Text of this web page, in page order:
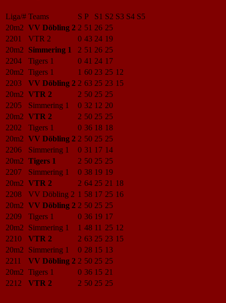
Liga/# Teams S P S1 S2 S3 S4 S5
20m2 VV Döbling 2 2 51 26 25
2201
VTR 2 0 43 24 19
20m2
Simmering 1 2 51 26 25
2204
Tigers 1 0 41 24 17
20m2 Tigers 1 1 60 23 25 12
2203
VV Döbling 2 2 63 25 23 15
20m2 VTR 2 2 50 25 25
2205
Simmering 1 0 32 12 20
20m2 VTR 2 2 50 25 25
2202
Tigers 1 0 36 18 18
20m2 VV Döbling 2 2 50 25 25
2206
Simmering 1 0 31 17 14
20m2 Tigers 1 2 50 25 25
2207
Simmering 1 0 38 19 19
20m2 VTR 2 2 64 25 21 18
2208
VV Döbling 2 1 58 17 25 16
20m2 VV Döbling 2 2 50 25 25
2209
Tigers 1 0 36 19 17
20m2
Simmering 1 1 48 11 25 12
2210
VTR 2 2 63 25 23 15
20m2
Simmering 1 0 28 15 13
2211
VV Döbling 2 2 50 25 25
20m2 Tigers 1 0 36 15 21
2212
VTR 2 2 50 25 25